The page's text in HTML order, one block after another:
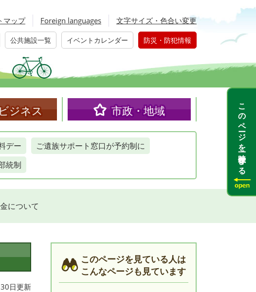
マップ Foreign languages 文字サイズ・色合い変更
公共施設一覧 イベントカレンダー 防災・防犯情報
ジネス 市政・地域
デー
ご遺族サポート窓口が予約制に
統制
について
日更新
このページを見ている人は
こんなページも見ています
このページを一時保存する